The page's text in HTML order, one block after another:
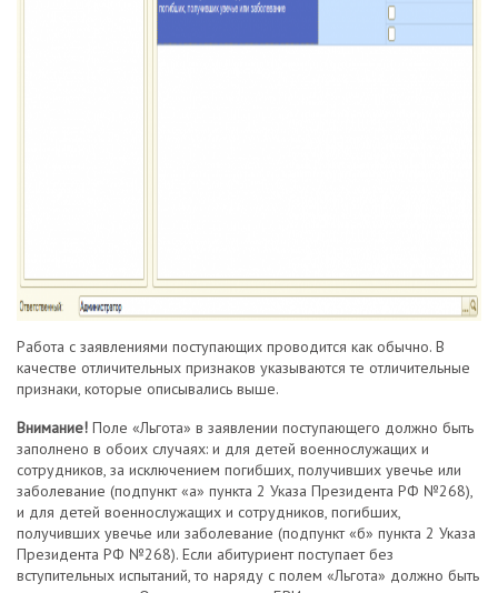
Работа с заявлениями поступающих проводится как обычно. В
качестве отличительных признаков указываются те отличительные
признаки, которые описывались выше.
Внимание! Поле «Льгота» в заявлении поступающего должно быть
заполнено в обоих случаях: и для детей военнослужащих и
сотрудников, за исключением погибших, получивших увечье или
заболевание (подпункт «а» пункта 2 Указа Президента РФ №268),
и для детей военнослужащих и сотрудников, погибших,
получивших увечье или заболевание (подпункт «б» пункта 2 Указа
Президента РФ №268). Если абитуриент поступает без
вступительных испытаний, то наряду с полем «Льгота» должно быть